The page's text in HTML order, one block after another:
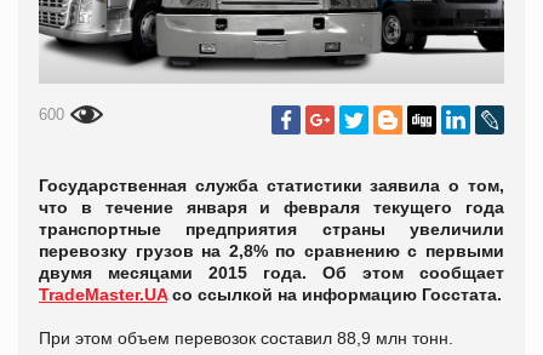
600
Государственная служба статистики заявила о том,
что в течение января и февраля текущего года
транспортные предприятия страны увеличили
перевозку грузов на 2,8% по сравнению с первыми
двумя месяцами 2015 года. Об этом сообщает
TradeMaster.UAсо ссылкой на информацию Госстата.
При этом объем перевозок составил 88,9 млн тонн.